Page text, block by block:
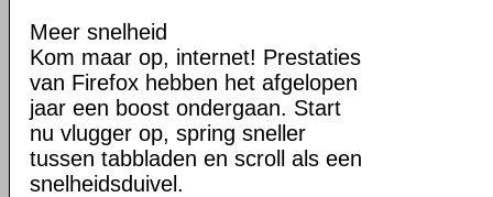
Meer snelheid
Kom maar op, internet! Prestaties
van Firefox hebben het afgelopen
jaar een boost ondergaan. Start
nu vlugger op, spring sneller
tussen tabbladen en scroll als een
snelheidsduivel.